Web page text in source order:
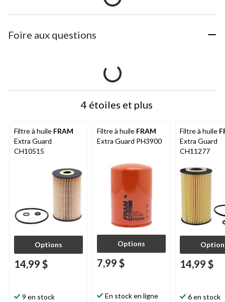
Foire aux questions
4 étoiles et plus
Filtre à huile FRAM
Extra Guard
CH10515
Options
14,99 $
9 en stock
Filtre à huile FRAM
Extra Guard PH3900
Options
7,99 $
En stock en ligne
Filtre à huile
Extra Guard
CH11277
14,99 $
6 en stock